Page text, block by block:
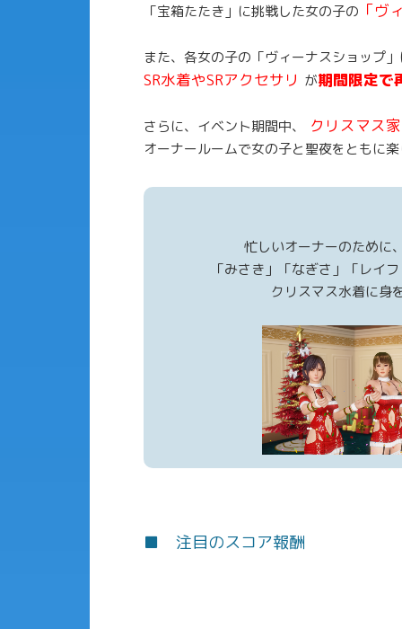
「宝箱たたき」に挑戦した女の子の 「ヴ
また、各女の子の「ヴィーナスショップ
SR水着やSRアクセサリ が期間限定で
さらに、イベント期間中、 クリスマス
オーナールームで女の子と聖夜をともに
忙しいオーナーのために
「みさき」「なぎさ」「レイ
クリスマス水着に
■ 注目のスコア報酬